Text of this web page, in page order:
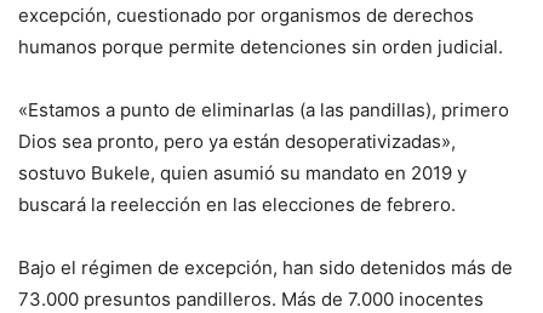
excepción, cuestionado por organismos de derechos
humanos porque permite detenciones sin orden judicial.
«Estamos a punto de eliminarlas (a las pandillas), primero
Dios sea pronto, pero ya están desoperativizadas»,
sostuvo Bukele, quien asumió su mandato en 2019 y
buscará la reelección en las elecciones de febrero.
Bajo el régimen de excepción, han sido detenidos más de
73.000 presuntos pandilleros. Más de 7.000 inocentes